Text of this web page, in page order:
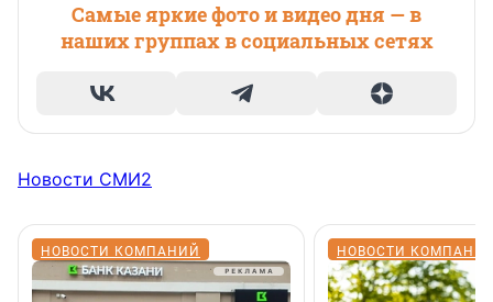
Самые яркие фото и видео дня — в
наших группах в социальных сетях
Новости СМИ2
НОВОСТИ КОМПАНИЙ НОВОСТИ